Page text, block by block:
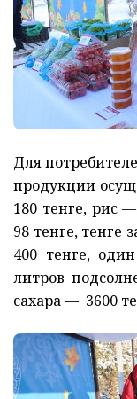
Для
продукции
180 тенге, рис
98 тенге, тенге
400 тенге,
литров
сахара — 3600